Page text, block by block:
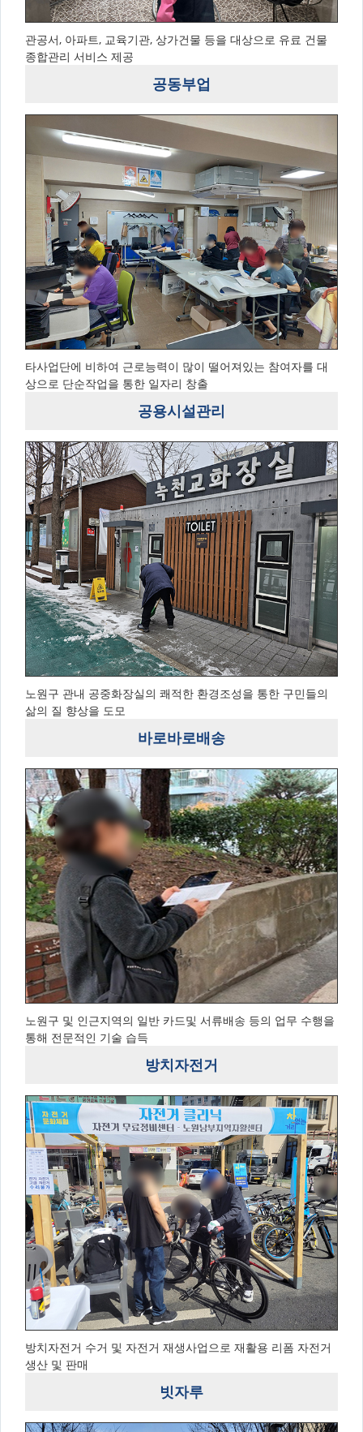
관공서, 아파트, 교육기관, 상가건물 등을 대상으로 유료 건물
종합관리 서비스 제공
공동부업
타사업단에 비하여 근로능력이 많이 떨어져있는 참여자를 대
상으로 단순작업을 통한 일자리 창출
공용시설관리
노원구 관내 공중화장실의 쾌적한 환경조성을 통한 구민들의
삶의 질 향상을 도모
바로바로배송
노원구 및 인근지역의 일반 카드및 서류배송 등의 업무 수행을
통해 전문적인 기술 습득
방치자전거
방치자전거 수거 및 자전거 재생사업으로 재활용 리폼 자전거
생산 및 판매
빗자루